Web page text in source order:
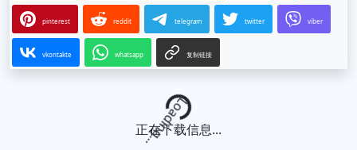
pinterest reddit telegram twitter viber
vkontakte whatsapp 复制链接
Loading...
正在下载信息...